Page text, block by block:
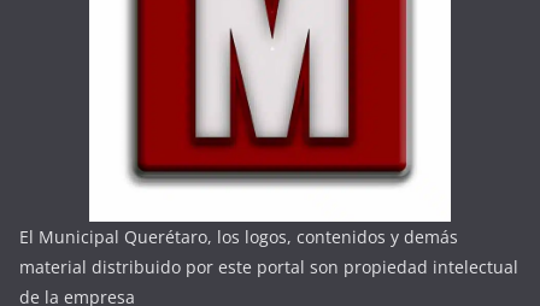
El Municipal Querétaro, los logos, contenidos y demás
material distribuido por este portal son propiedad intelectual
de la empresa